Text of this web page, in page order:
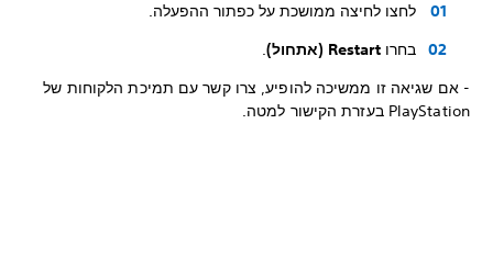
לחצו לחיצה ממושכת על כפתור ההפעלה.
בחרו Restart (אתחול)
.
- אם שגיאה זו ממשיכה להופיע, צרו קשר עם תמיכת הלקוחות של
PlayStation בעזרת הקישור למטה.